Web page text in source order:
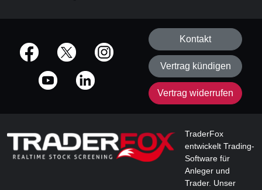
offizielle Social Media-Accounts
Kontakt
Vertrag kündigen
Vertrag widerrufen
TraderFox
entwickelt Trading-
Software für
Anleger und
Trader. Unser